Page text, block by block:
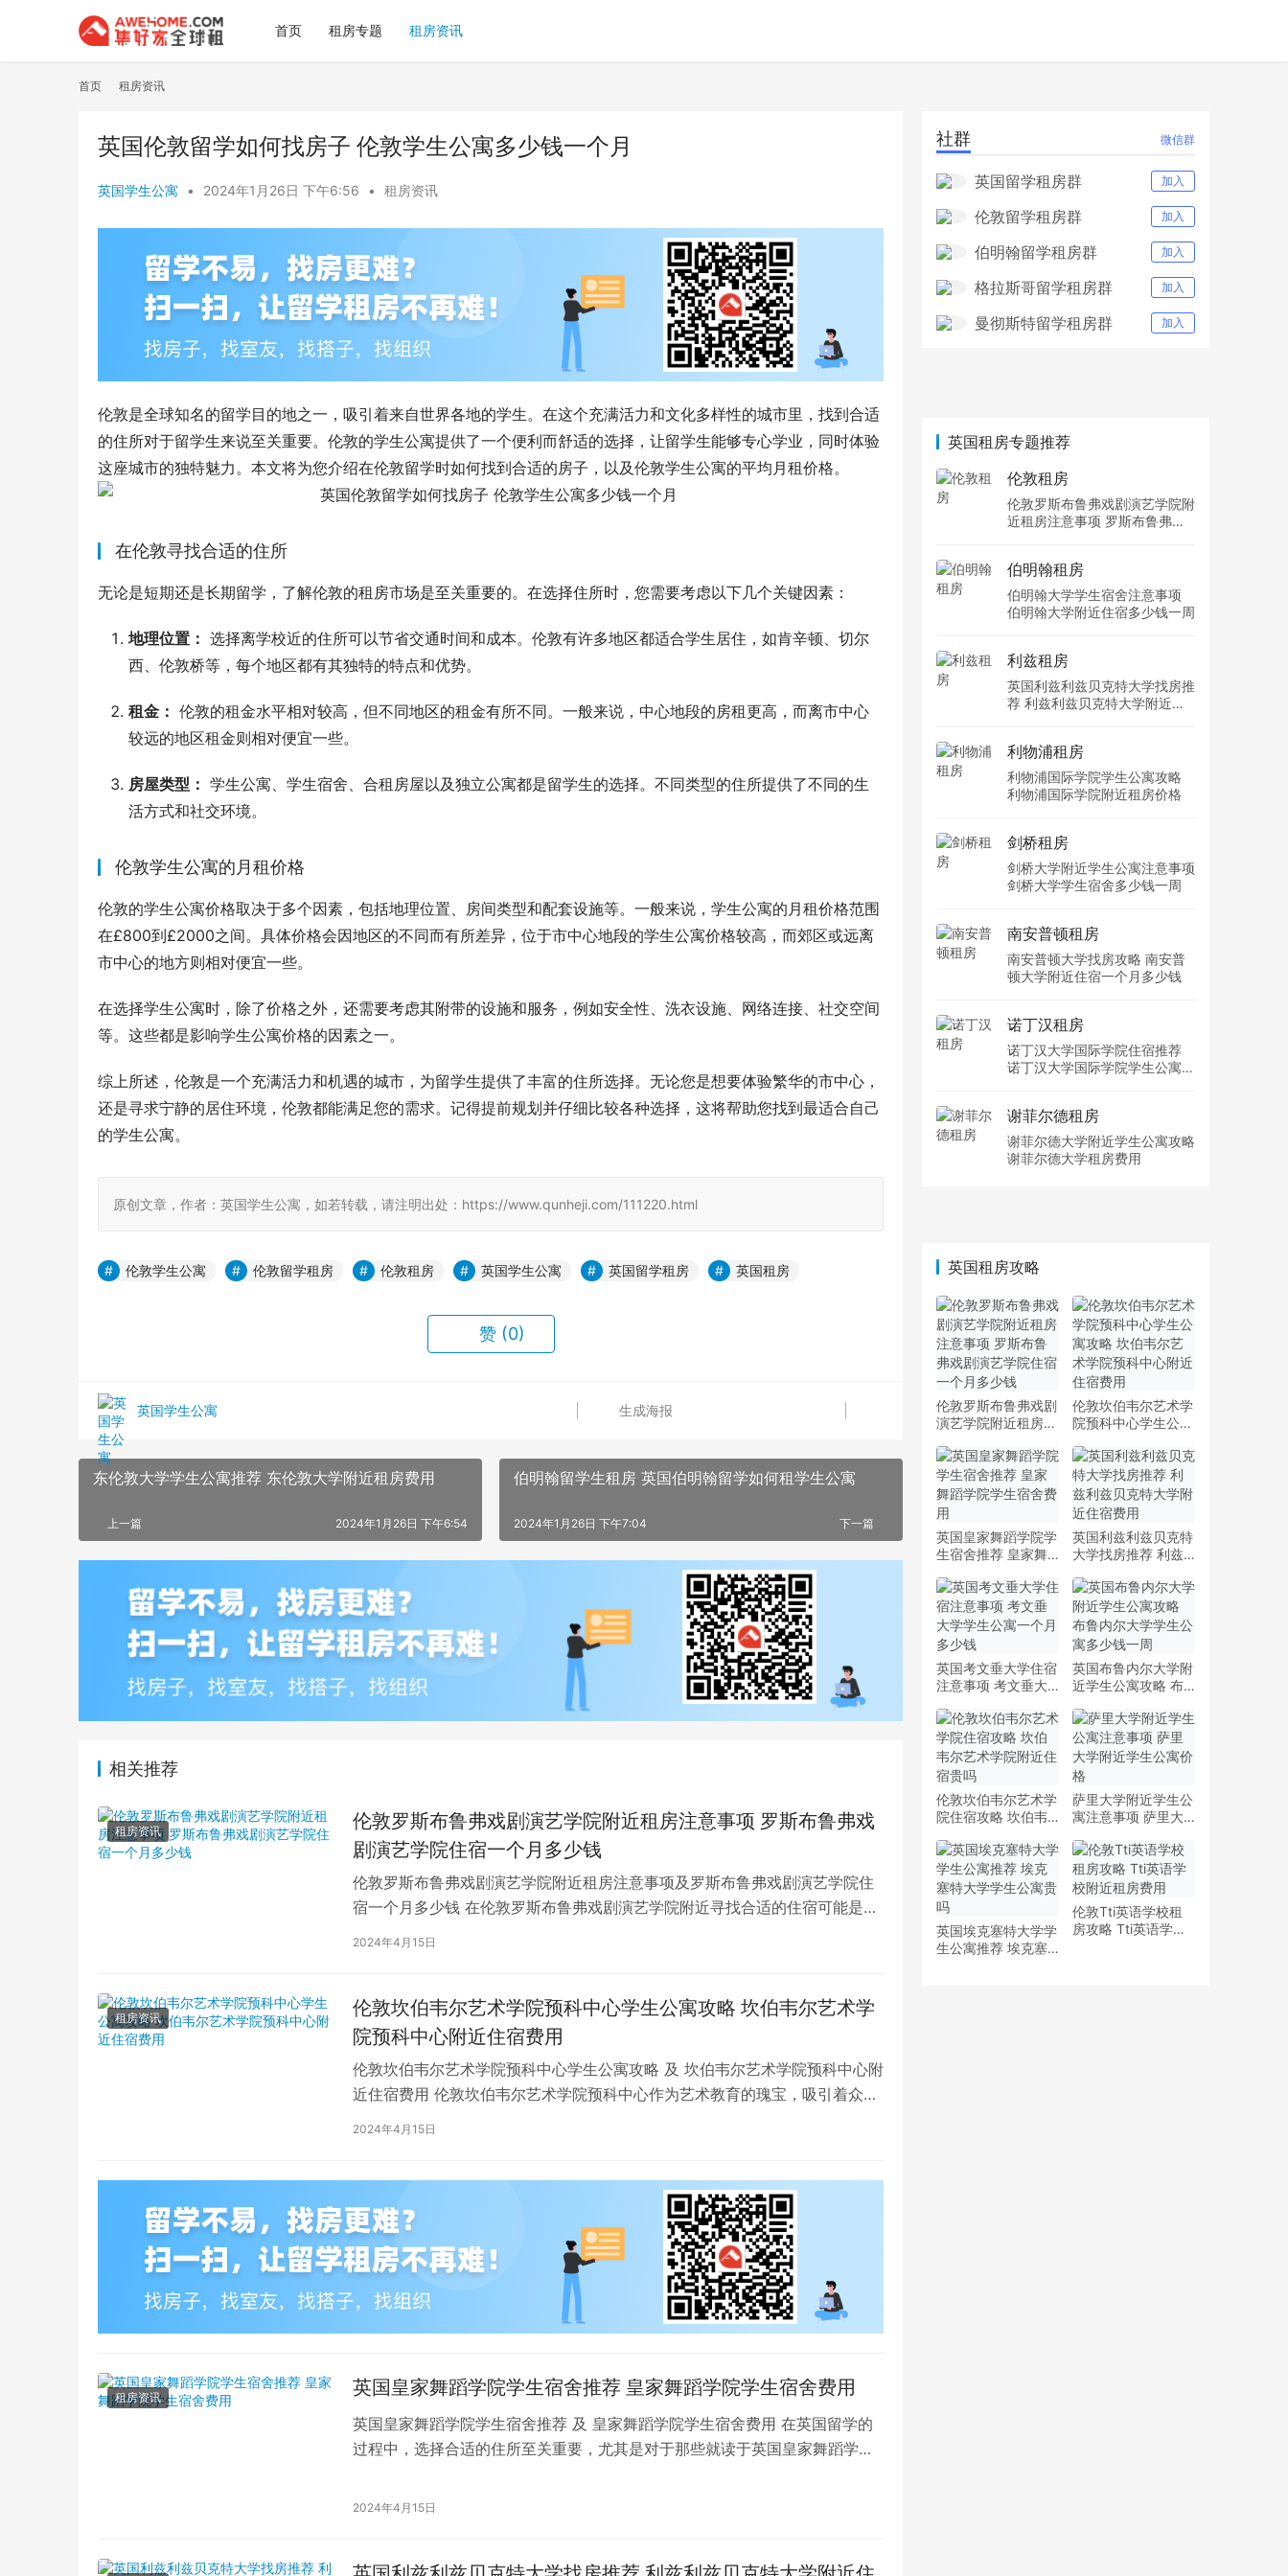
首页 租房专题 租房资讯
首页 租房资讯
英国伦敦留学如何找房子 伦敦学生公寓多少钱一个月
英国学生公寓 • 2024年1月26日 下午6:56 • 租房资讯
伦敦是全球知名的留学目的地之一，吸引着来自世界各地的学生。在这个充满活力和文化多样性的城市里，找到合适
的住所对于留学生来说至关重要。伦敦的学生公寓提供了一个便利而舒适的选择，让留学生能够专心学业，同时体验
这座城市的独特魅力。本文将为您介绍在伦敦留学时如何找到合适的房子，以及伦敦学生公寓的平均月租价格。
在伦敦寻找合适的住所
无论是短期还是长期留学，了解伦敦的租房市场是至关重要的。在选择住所时，您需要考虑以下几个关键因素：
地理位置： 选择离学校近的住所可以节省交通时间和成本。伦敦有许多地区都适合学生居住，如肯辛顿、切尔
西、伦敦桥等，每个地区都有其独特的特点和优势。
租金： 伦敦的租金水平相对较高，但不同地区的租金有所不同。一般来说，中心地段的房租更高，而离市中心
较远的地区租金则相对便宜一些。
房屋类型： 学生公寓、学生宿舍、合租房屋以及独立公寓都是留学生的选择。不同类型的住所提供了不同的生
活方式和社交环境。
伦敦学生公寓的月租价格
伦敦的学生公寓价格取决于多个因素，包括地理位置、房间类型和配套设施等。一般来说，学生公寓的月租价格范围
在£800到£2000之间。具体价格会因地区的不同而有所差异，位于市中心地段的学生公寓价格较高，而郊区或远离
市中心的地方则相对便宜一些。
在选择学生公寓时，除了价格之外，还需要考虑其附带的设施和服务，例如安全性、洗衣设施、网络连接、社交空间
等。这些都是影响学生公寓价格的因素之一。
综上所述，伦敦是一个充满活力和机遇的城市，为留学生提供了丰富的住所选择。无论您是想要体验繁华的市中心，
还是寻求宁静的居住环境，伦敦都能满足您的需求。记得提前规划并仔细比较各种选择，这将帮助您找到最适合自己
的学生公寓。
原创文章，作者：英国学生公寓，如若转载，请注明出处：https://www.qunheji.com/111220.html
伦敦学生公寓 伦敦留学租房 伦敦租房 英国学生公寓 英国留学租房 英国租房
赞 (0)
英国学生公寓 生成海报
东伦敦大学学生公寓推荐 东伦敦大学附近租房费用
上一篇 2024年1月26日 下午6:54
伯明翰留学生租房 英国伯明翰留学如何租学生公寓
下一篇
2024年1月26日 下午7:04
相关推荐
租房资讯
伦敦罗斯布鲁弗戏剧演艺学院附近租房注意事项 罗斯布鲁弗戏
剧演艺学院住宿一个月多少钱
伦敦罗斯布鲁弗戏剧演艺学院附近租房注意事项及罗斯布鲁弗戏剧演艺学院住
宿一个月多少钱 在伦敦罗斯布鲁弗戏剧演艺学院附近寻找合适的住宿可能是留
学生活中的一项关键任务。为了帮助您顺利完成…
2024年4月15日
租房资讯
伦敦坎伯韦尔艺术学院预科中心学生公寓攻略 坎伯韦尔艺术学
院预科中心附近住宿费用
伦敦坎伯韦尔艺术学院预科中心学生公寓攻略 及 坎伯韦尔艺术学院预科中心附
近住宿费用 伦敦坎伯韦尔艺术学院预科中心作为艺术教育的瑰宝，吸引着众多
2024年4月15日
租房资讯 英国皇家舞蹈学院学生宿舍推荐 皇家舞蹈学院学生宿舍费用
英国皇家舞蹈学院学生宿舍推荐 及 皇家舞蹈学院学生宿舍费用 在英国留学的
过程中，选择合适的住所至关重要，尤其是对于那些就读于英国皇家舞蹈学院
2024年4月15日
社群 微信群
英国留学租房群 加入
伦敦留学租房群 加入
伯明翰留学租房群 加入
格拉斯哥留学租房群 加入
曼彻斯特留学租房群 加入
英国租房专题推荐
伦敦租房
伦敦罗斯布鲁弗戏剧演艺学院附
近租房注意事项 罗斯布鲁弗戏
伯明翰租房
伯明翰大学学生宿舍注意事项
伯明翰大学附近住宿多少钱一周
利兹租房
英国利兹利兹贝克特大学找房推
荐 利兹利兹贝克特大学附近住
利物浦租房
利物浦国际学院学生公寓攻略
利物浦国际学院附近租房价格
剑桥租房
剑桥大学附近学生公寓注意事项
剑桥大学学生宿舍多少钱一周
南安普顿租房
南安普顿大学找房攻略 南安普
顿大学附近住宿一个月多少钱
诺丁汉租房
诺丁汉大学国际学院住宿推荐
诺丁汉大学国际学院学生公寓多
谢菲尔德租房
谢菲尔德大学附近学生公寓攻略
谢菲尔德大学租房费用
英国租房攻略
伦敦罗斯布鲁弗戏剧
演艺学院附近租房注
戏剧演艺学院住宿一
个月多少钱
伦敦坎伯韦尔艺术学
院预科中心学生公寓
学院预科中心附近住
宿费用
英国皇家舞蹈学院学
生宿舍推荐 皇家舞
英国利兹利兹贝克特
大学找房推荐 利兹
住宿费用
英国考文垂大学住宿
注意事项 考文垂大
少钱
英国布鲁内尔大学附
近学生公寓攻略 布
多少钱一周
伦敦坎伯韦尔艺术学
院住宿攻略 坎伯韦
贵吗
萨里大学附近学生公
寓注意事项 萨里大
英国埃克塞特大学学
生公寓推荐 埃克塞
伦敦Tti英语学校租
房攻略 Tti英语学校